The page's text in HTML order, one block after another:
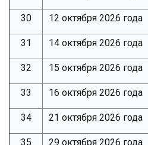
30 12 октября 2026 года
31 14 октября 2026 года
32 15 октября 2026 года
33 16 октября 2026 года
34 21 октября 2026 года
35 29 октября 2026 года